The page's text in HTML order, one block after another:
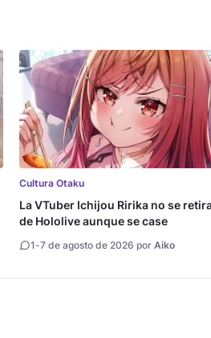
Cultura Otaku
La VTuber Ichijou Ririka no se
de Hololive aunque se case
1-7 de agosto de 2026 porAiko